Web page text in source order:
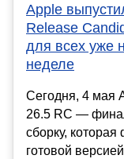
Apple
Release
для всех уже
неделе
Сегодня, 4 мая
26.5 RC —
сборку, которая
готовой